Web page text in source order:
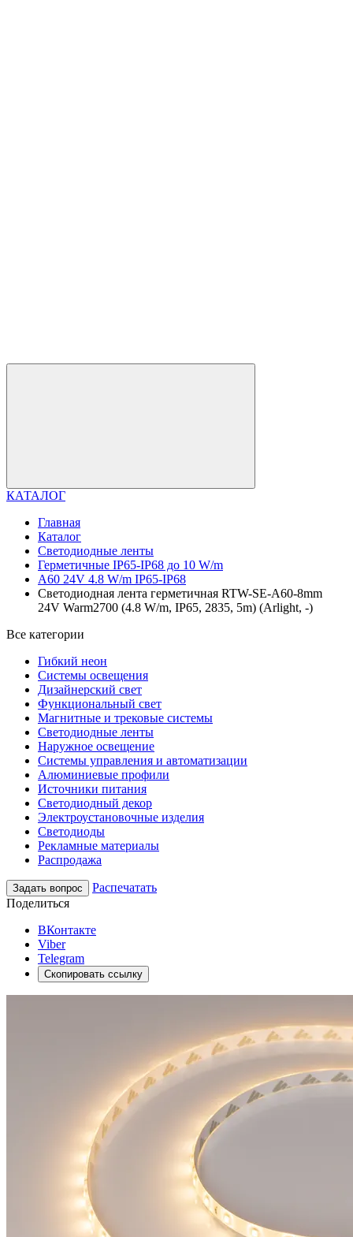
КАТАЛОГ
Главная
Каталог
Светодиодные ленты
Герметичные IP65-IP68 до 10 W/m
A60 24V 4.8 W/m IP65-IP68
Светодиодная лента герметичная RTW-SE-A60-8mm
24V Warm2700 (4.8 W/m, IP65, 2835, 5m) (Arlight, -)
Все категории
Гибкий неон
Системы освещения
Дизайнерский свет
Функциональный свет
Магнитные и трековые системы
Светодиодные ленты
Наружное освещение
Системы управления и автоматизации
Алюминиевые профили
Источники питания
Светодиодный декор
Электроустановочные изделия
Светодиоды
Рекламные материалы
Распродажа
Задать вопрос
Распечатать
Поделиться
ВКонтакте
Viber
Telegram
Скопировать ссылку